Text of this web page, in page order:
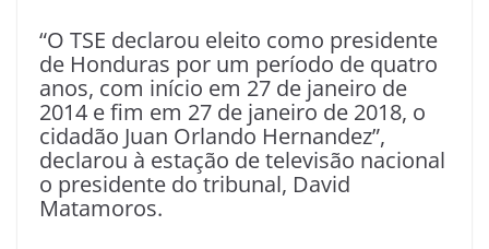
“O TSE declarou eleito como presidente
de Honduras por um período de quatro
anos, com início em 27 de janeiro de
2014 e fim em 27 de janeiro de 2018, o
cidadão Juan Orlando Hernandez”,
declarou à estação de televisão nacional
o presidente do tribunal, David
Matamoros.